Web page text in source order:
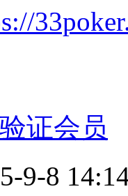
证会员
9-8